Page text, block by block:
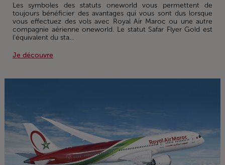
Les symboles des statuts oneworld vous permettent de
toujours bénéficier des avantages qui vous sont dus lorsque
vous effectuez des vols avec Royal Air Maroc ou une autre
compagnie aérienne oneworld. Le statut Safar Flyer Gold est
l'équivalent du sta...
Je découvre